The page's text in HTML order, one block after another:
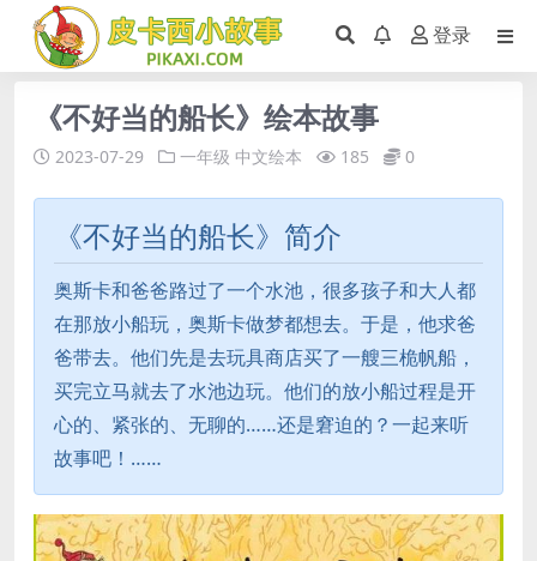
登录
《不好当的船长》绘本故事
2023-07-29 一年级 中文绘本 185 0
《不好当的船长》简介
奥斯卡和爸爸路过了一个水池，很多孩子和大人都
在那放小船玩，奥斯卡做梦都想去。于是，他求爸
爸带去。他们先是去玩具商店买了一艘三桅帆船，
买完立马就去了水池边玩。他们的放小船过程是开
心的、紧张的、无聊的……还是窘迫的？一起来听
故事吧！……